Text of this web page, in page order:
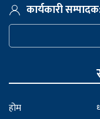
कार्यकारी
होम